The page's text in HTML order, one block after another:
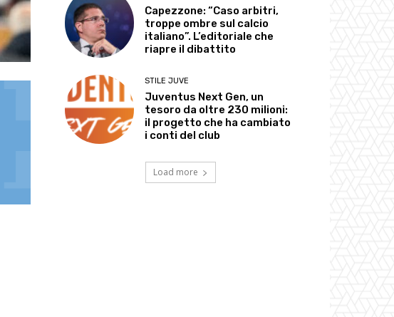
Capezzone: “Caso arbitri,
troppe ombre sul calcio
italiano”. L’editoriale che
riapre il dibattito
STILE JUVE
Juventus Next Gen, un
tesoro da oltre 230 milioni:
il progetto che ha cambiato
i conti del club
Load more